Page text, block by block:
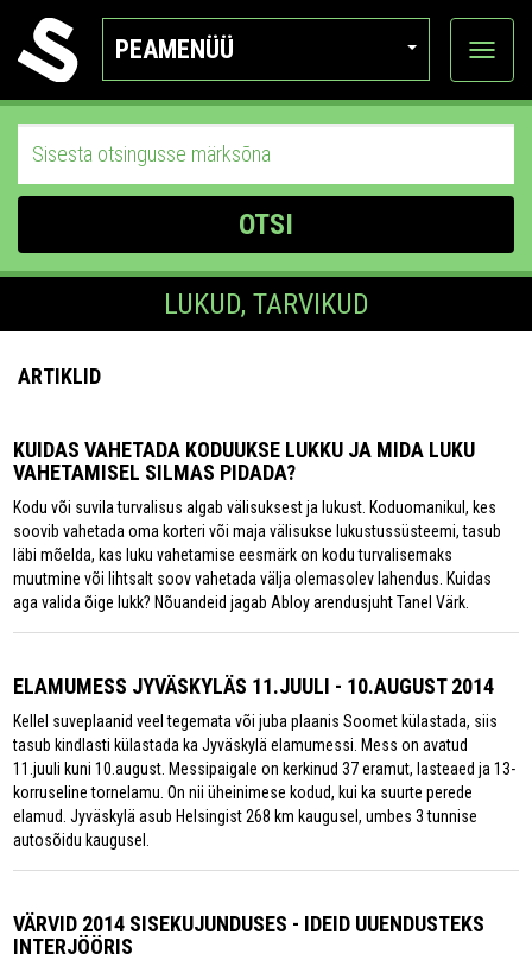
PEAMENÜÜ
Ava
OTSI
LUKUD, TARVIKUD
ARTIKLID
KUIDAS VAHETADA KODUUKSE LUKKU JA MIDA LUKU
VAHETAMISEL SILMAS PIDADA?
Kodu või suvila turvalisus algab välisuksest ja lukust. Koduomanikul, kes
soovib vahetada oma korteri või maja välisukse lukustussüsteemi, tasub
läbi mõelda, kas luku vahetamise eesmärk on kodu turvalisemaks
muutmine või lihtsalt soov vahetada välja olemasolev lahendus. Kuidas
aga valida õige lukk? Nõuandeid jagab Abloy arendusjuht Tanel Värk.
ELAMUMESS JYVÄSKYLÄS 11.JUULI - 10.AUGUST 2014
Kellel suveplaanid veel tegemata või juba plaanis Soomet külastada, siis
tasub kindlasti külastada ka Jyväskylä elamumessi. Mess on avatud
11.juuli kuni 10.august. Messipaigale on kerkinud 37 eramut, lasteaed ja 13-
korruseline tornelamu. On nii üheinimese kodud, kui ka suurte perede
elamud. Jyväskylä asub Helsingist 268 km kaugusel, umbes 3 tunnise
autosõidu kaugusel.
VÄRVID 2014 SISEKUJUNDUSES - IDEID UUENDUSTEKS
INTERJÖÖRIS